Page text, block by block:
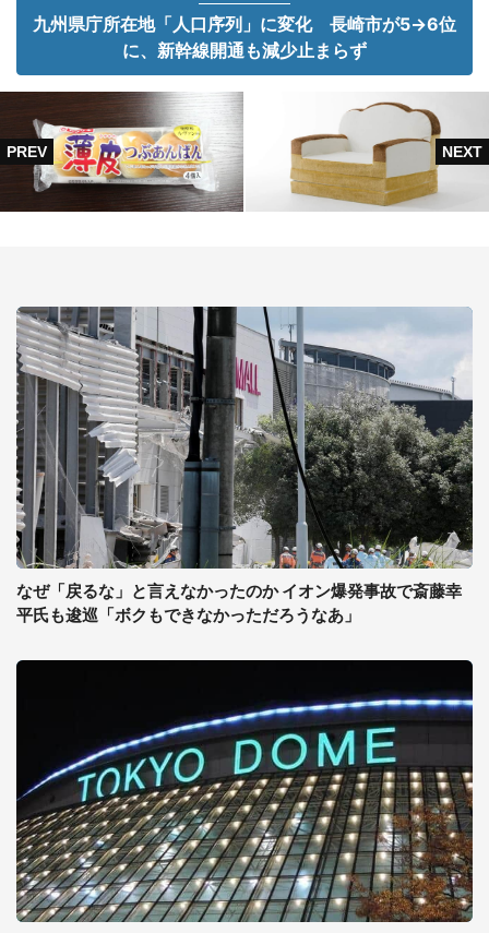
九州県庁所在地「人口序列」に変化 長崎市が5→6位
に、新幹線開通も減少止まらず
なぜ「戻るな」と言えなかったのか イオン爆発事故で斎藤幸
平氏も逡巡「ボクもできなかっただろうなあ」